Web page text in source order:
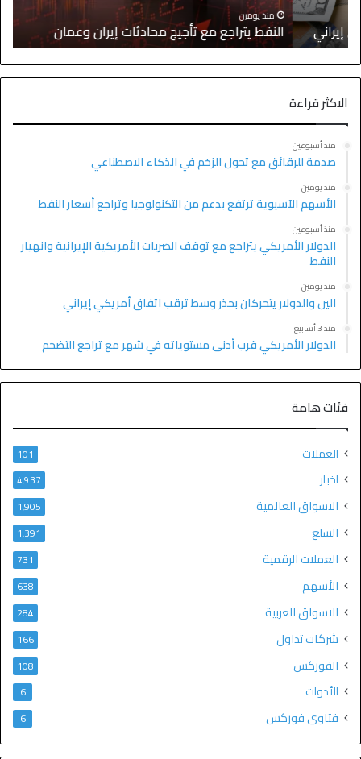
منذ يومين
النفط يتراجع مع تأجيج محادثات إيران وعمان
الاكثر قراءة
منذ أسبوعين
صدمة للرقائق مع تحول الزخم في الذكاء الاصطناعي
منذ يومين
الأسهم الآسيوية ترتفع بدعم من التكنولوجيا وتراجع أسعار النفط
منذ أسبوعين
الدولار الأمريكي يتراجع مع توقف الضربات الأمريكية الإيرانية وانهيار
النفط
منذ يومين
الين والدولار يتحركان بحذر وسط ترقب اتفاق أمريكي إيراني
منذ 3 أسابيع
الدولار الأمريكي قرب أدنى مستوياته في شهر مع تراجع التضخم
فئات هامة
العملات 101
اخبار 4٬937
الاسواق العالمية 1٬905
السلع 1٬391
العملات الرقمية 731
الأسهم 638
الاسواق العربية 284
شركات تداول 166
الفوركس 108
الأدوات 6
فتاوى فوركس 6